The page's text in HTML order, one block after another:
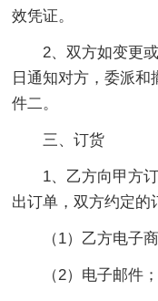
效凭证。
2、双方如变更或
日通知对方，委派
件二。
三、订货
1、乙方向甲方订
出订单，双方约定的
（1）乙方电子商
（2）电子邮件；